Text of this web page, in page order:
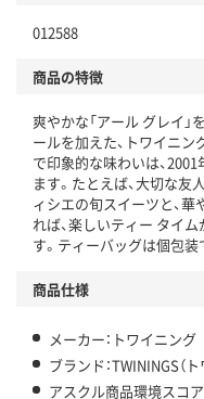
仕組
この商品の環境配慮ポイン
アスクル商品環境スコア
012588
商品の特徴
爽やかな「アール グレイ」
ールを加えた、トワイニ
で印象的な味わいは、
ます。たとえば、大切な
ィシエの旬スイーツと、
れば、楽しいティー タイ
す。ティーバッグは個包装
商品仕様
メーカー：トワイニング
ブランド：TWININGS（
アスクル商品環境スコア